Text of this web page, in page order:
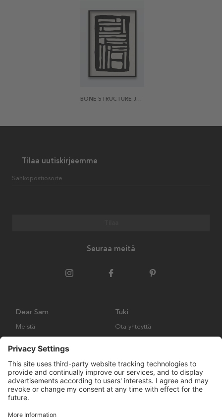
BONE STRUCTURE JULISTE
Tilaa uutiskirjeemme
Sähköpostiosoite
Seuraa meitä
Dear Sam
Meistä
Tuki
Ota yhteyttä
Palautukset ja vaatimukset